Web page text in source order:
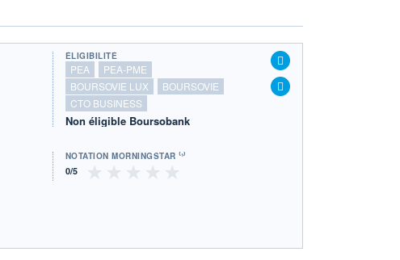
ÉLIGIBILITÉ
PEA
PEA-PME
BOURSOVIE LUX
BOURSOVIE
CTO BUSINESS
Non éligible Boursobank
NOTATION MORNINGSTAR ⁽¹⁾